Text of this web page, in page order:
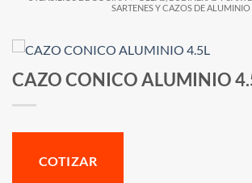
SARTENES Y CAZOS DE ALUMINIO
CAZO CONICO ALUMINIO
COTIZAR